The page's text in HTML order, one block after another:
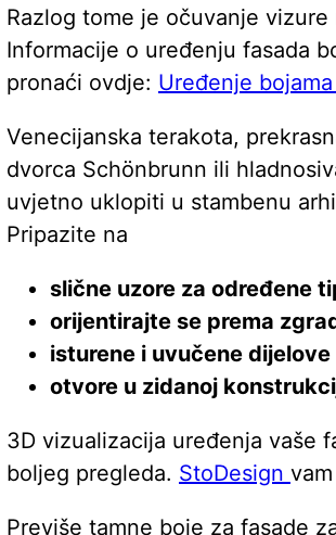
Razlog tome je očuvanje
Informacije o uređenju fasada
pronaći ovdje: Uređenje
Venecijanska terakota,
dvorca Schönbrunn ili
uvjetno uklopiti u stambenu
Pripazite na
slične uzore za određene
orijentirajte se prema
isturene i uvučene
otvore u zidanoj
3D vizualizacija uređenja vaše
boljeg pregleda. StoDesign
Previše tamne boje za fasade